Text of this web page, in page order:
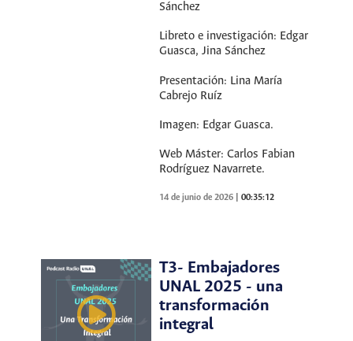
Sánchez
Libreto e investigación: Edgar
Guasca, Jina Sánchez
Presentación: Lina María
Cabrejo Ruíz
Imagen: Edgar Guasca.
Web Máster: Carlos Fabian
Rodríguez Navarrete.
14 de junio de 2026 |00:35:12
T3- Embajadores
UNAL 2025 - una
transformación
integral